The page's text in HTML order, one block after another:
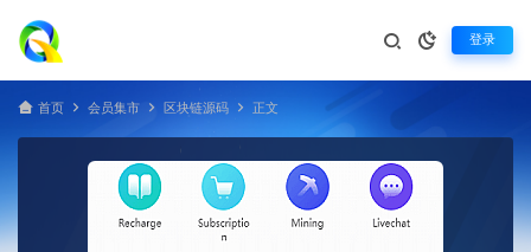
登录
首页 会员集市 区块链源码 正文